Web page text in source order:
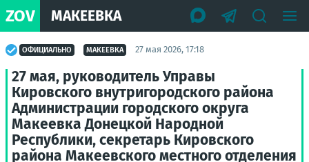
ZOV МАКЕЕВКА
ОФИЦИАЛЬНО МАКЕЕВКА 27 мая 2026, 17:18
27 мая, руководитель Управы
Кировского внутригородского района
Администрации городского округа
Макеевка Донецкой Народной
Республики, секретарь Кировского
района Макеевского местного отделения